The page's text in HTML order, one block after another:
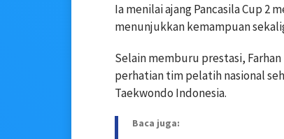
Ia menilai ajang Pancasila Cup
menunjukkan kemampuan
Selain memburu prestasi,
perhatian tim pelatih nasional
Taekwondo Indonesia.
Baca juga: